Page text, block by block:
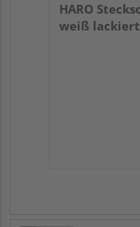
HARO
weiß